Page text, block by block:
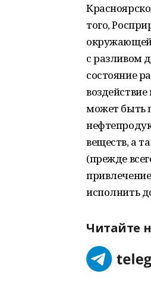
того,
окружающей
с разливом
состояние
может быть
веществ, а
(прежде
исполнить
Читайте